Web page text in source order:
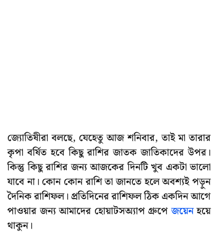
জ্যোতিষীরা বলছে, যেহেতু আজ শনিবার, তাই মা তারার
কৃপা বর্ষিত হবে কিছু রাশির জাতক জাতিকাদের উপর।
কিন্তু কিছু রাশির জন্য আজকের দিনটি খুব একটা ভালো
যাবে না। কোন কোন রাশি তা জানতে হলে অবশ্যই পড়ুন
দৈনিক রাশিফল। প্রতিদিনের রাশিফল ঠিক একদিন আগে
পাওয়ার জন্য আমাদের হোয়াটসঅ্যাপ গ্রুপেজয়েনহয়ে
থাকুন।